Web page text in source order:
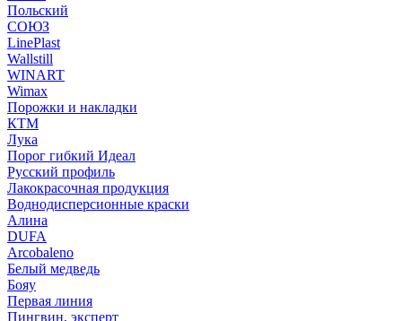
Польский
СОЮЗ
LinePlast
Wallstill
WINART
Wimax
Порожки и накладки
КТМ
Лука
Порог гибкий Идеал
Русский профиль
Лакокрасочная продукция
Воднодисперсионные краски
Алина
DUFA
Arcobaleno
Белый медведь
Бояу
Первая линия
Пингвин, эксперт